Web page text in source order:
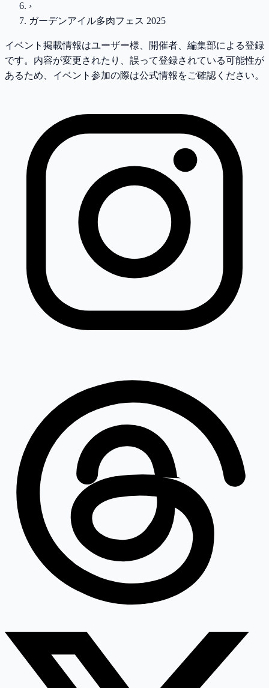
›
ガーデンアイル多肉フェス 2025
イベント掲載情報はユーザー様、開催者、編集部による登録
です。内容が変更されたり、誤って登録されている可能性が
あるため、イベント参加の際は公式情報をご確認ください。